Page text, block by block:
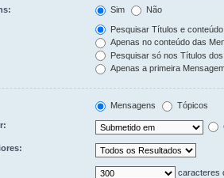
Sim Não
Pesquisar Títulos e
Apenas no conteúdo das
Pesquisar só nos Títulos
Apenas a primeira
Mensagens Tópicos
caracteres